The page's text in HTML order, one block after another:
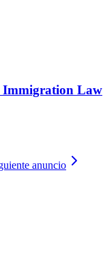
Immigration Law
anuncio